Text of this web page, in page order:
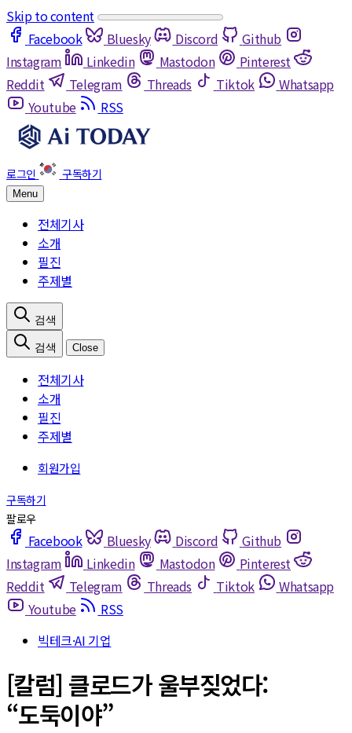
Skip to content
Facebook
Bluesky Discord
Github
Instagram
Linkedin Mastodon
Pinterest
Reddit
Telegram Threads Tiktok
Whatsapp
Youtube
RSS
Menu
전체기사
소개
필진
주제별
Close
전체기사
소개
필진
주제별
Facebook Bluesky Discord
Github
Instagram
Linkedin Mastodon
Pinterest
Reddit
Telegram Threads Tiktok
Whatsapp
Youtube
RSS
빅테크·AI 기업
[칼럼] 클로드가 울부짖었다:
“도둑이야”